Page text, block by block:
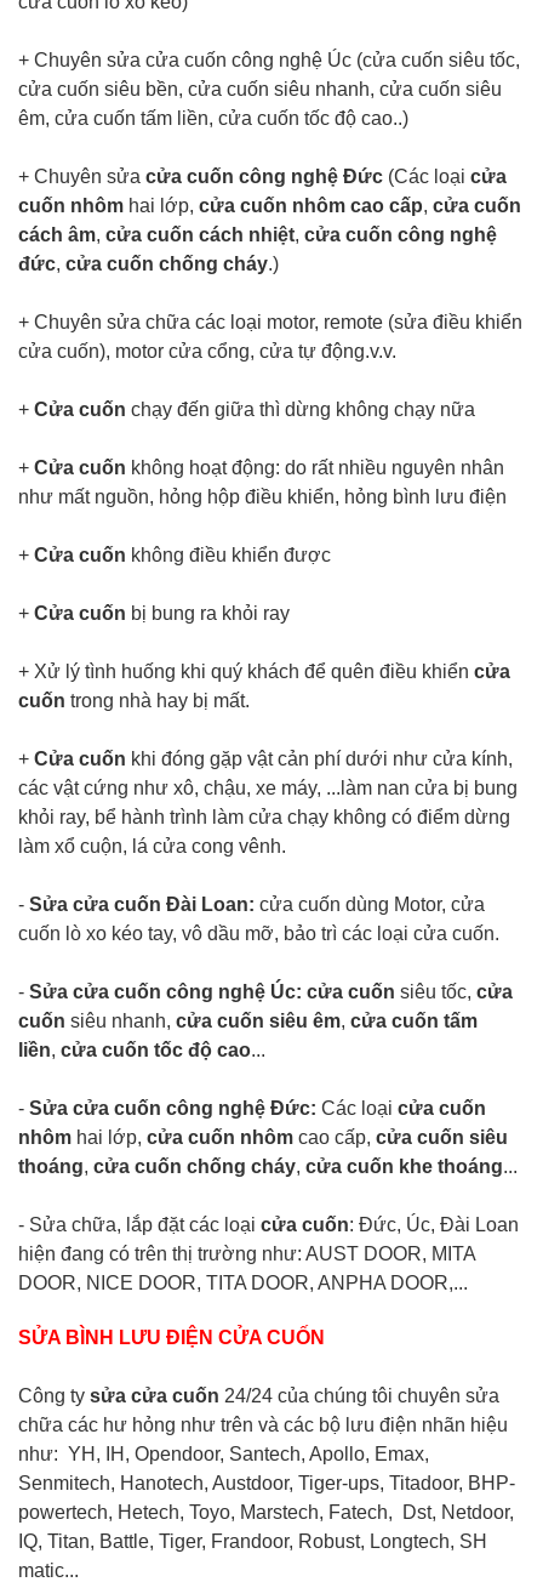
+ Chuyên sửa cửa cuốn công nghệ Úc (cửa cuốn siêu tốc,
cửa cuốn siêu bền, cửa cuốn siêu nhanh, cửa cuốn siêu
êm, cửa cuốn tấm liền, cửa cuốn tốc độ cao..)
+ Chuyên sửa cửa cuốn công nghệ Đức (Các loại cửa
cuốn nhôm hai lớp, cửa cuốn nhôm cao cấp, cửa cuốn
cách âm, cửa cuốn cách nhiệt, cửa cuốn công nghệ
đức, cửa cuốn chống cháy.)
+ Chuyên sửa chữa các loại motor, remote (sửa điều khiển
cửa cuốn), motor cửa cổng, cửa tự động.v.v.
+ Cửa cuốn chạy đến giữa thì dừng không chạy nữa
+ Cửa cuốn không hoạt động: do rất nhiều nguyên nhân
như mất nguồn, hỏng hộp điều khiển, hỏng bình lưu điện
+ Cửa cuốn không điều khiển được
+ Cửa cuốn bị bung ra khỏi ray
+ Xử lý tình huống khi quý khách để quên điều khiển cửa
cuốn trong nhà hay bị mất.
+ Cửa cuốn khi đóng gặp vật cản phí dưới như cửa kính,
các vật cứng như xô, chậu, xe máy, ...làm nan cửa bị bung
khỏi ray, bể hành trình làm cửa chạy không có điểm dừng
làm xổ cuộn, lá cửa cong vênh.
- Sửa cửa cuốn Đài Loan: cửa cuốn dùng Motor, cửa
cuốn lò xo kéo tay, vô dầu mỡ, bảo trì các loại cửa cuốn.
- Sửa cửa cuốn công nghệ Úc: cửa cuốn siêu tốc, cửa
cuốn siêu nhanh, cửa cuốn siêu êm, cửa cuốn tấm
liền, cửa cuốn tốc độ cao...
- Sửa cửa cuốn công nghệ Đức: Các loại cửa cuốn
nhôm hai lớp, cửa cuốn nhôm cao cấp, cửa cuốn siêu
thoáng, cửa cuốn chống cháy, cửa cuốn khe thoáng...
- Sửa chữa, lắp đặt các loại cửa cuốn: Đức, Úc, Đài Loan
hiện đang có trên thị trường như: AUST DOOR, MITA
DOOR, NICE DOOR, TITA DOOR, ANPHA DOOR,...
SỬA BÌNH LƯU ĐIỆN CỬA CUỐN
Công ty sửa cửa cuốn 24/24 của chúng tôi chuyên sửa
chữa các hư hỏng như trên và các bộ lưu điện nhãn hiệu
như: YH, IH, Opendoor, Santech, Apollo, Emax,
Senmitech, Hanotech, Austdoor, Tiger-ups, Titadoor, BHP-
powertech, Hetech, Toyo, Marstech, Fatech, Dst, Netdoor,
IQ, Titan, Battle, Tiger, Frandoor, Robust, Longtech, SH
matic...